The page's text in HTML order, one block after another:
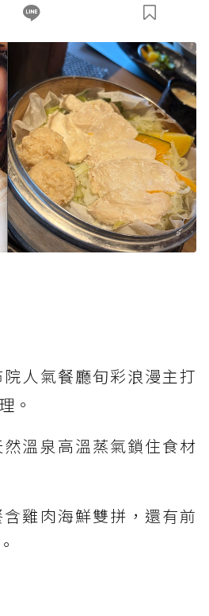
院人氣餐廳旬彩浪漫主打
。
然溫泉高溫蒸氣鎖住食材
含雞肉海鮮雙拼，還有前